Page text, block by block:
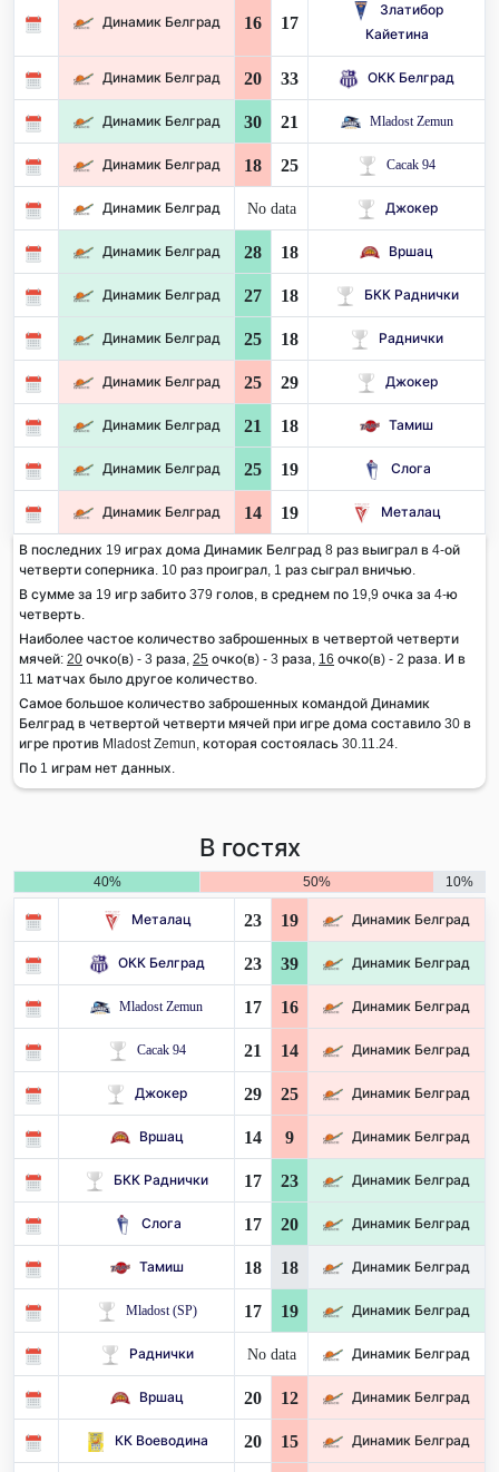
Динамик Белград 16 17
Златибор
Кайетина
Динамик Белград 20 33 ОКК Белград
Динамик Белград 30 21 Mladost Zemun
Динамик Белград 18 25 Cacak 94
Динамик Белград No data Джокер
Динамик Белград 28 18 Вршац
Динамик Белград 27 18 БКК Раднички
Динамик Белград 25 18 Раднички
Динамик Белград 25 29 Джокер
Динамик Белград 21 18 Тамиш
Динамик Белград 25 19 Слога
Динамик Белград 14 19 Металац
В последних 19 играх дома Динамик Белград 8 раз выиграл в 4-ой
четверти соперника. 10 раз проиграл, 1 раз сыграл вничью.
В сумме за 19 игр забито 379 голов, в среднем по 19,9 очка за 4-ю
четверть.
Наиболее частое количество заброшенных в четвертой четверти
мячей: 20 очко(в) - 3 раза, 25 очко(в) - 3 раза, 16 очко(в) - 2 раза. И в
11 матчах было другое количество.
Самое большое количество заброшенных командой Динамик
Белград в четвертой четверти мячей при игре дома составило 30 в
игре против Mladost Zemun, которая состоялась 30.11.24.
По 1 играм нет данных.
В гостях
40% 50% 10%
Металац 23 19 Динамик Белград
ОКК Белград 23 39 Динамик Белград
Mladost Zemun 17 16 Динамик Белград
Cacak 94 21 14 Динамик Белград
Джокер 29 25 Динамик Белград
Вршац 14 9 Динамик Белград
БКК Раднички 17 23 Динамик Белград
Слога 17 20 Динамик Белград
Тамиш 18 18 Динамик Белград
Mladost (SP) 17 19 Динамик Белград
Раднички No data Динамик Белград
Вршац 20 12 Динамик Белград
КК Воеводина 20 15 Динамик Белград